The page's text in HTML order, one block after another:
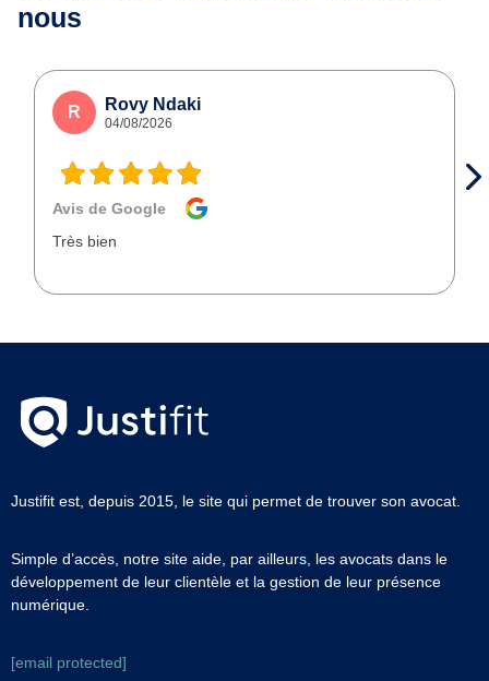
nous
R Rovy Ndaki
04/08/2026
Avis de Google
Très bien
Justifit est, depuis 2015, le site qui permet de trouver son avocat.
Simple d’accès, notre site aide, par ailleurs, les avocats dans le
développement de leur clientèle et la gestion de leur présence
numérique.
[email protected]